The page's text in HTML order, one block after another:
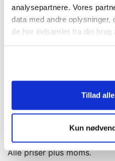
analysepartnere. Vores
data med andre oplysninger,
de har indsamlet fra din brug
Tillad
Kun
Kontakt os for mere info.
Bilen kan ses og
- Mulighed for garanti
Udbetaling: 79.999 kr.
Restværdi: 239.900 kr.
Alle priser plus moms.